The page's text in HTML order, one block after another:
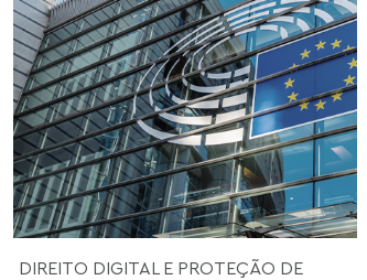
DIREITO DIGITAL E PROTEÇÃO DE